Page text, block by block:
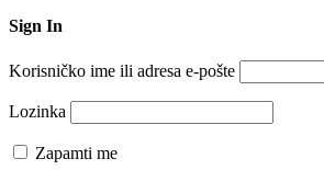
Sign In
Korisničko ime ili adresa e-pošte
Lozinka
Zapamti me